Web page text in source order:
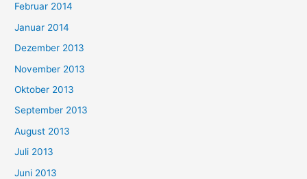
Februar 2014
Januar 2014
Dezember 2013
November 2013
Oktober 2013
September 2013
August 2013
Juli 2013
Juni 2013